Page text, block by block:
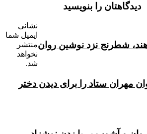
شطرنج نزد نوشین روان
مهران ستاد را براى دیدن دختر
دیدگاهتان را بنویسید
نشانی
ایمیل شما
منتشر
نخواهد
شد.